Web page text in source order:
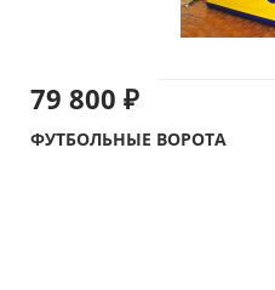
79 800 ₽
ФУТБОЛЬНЫЕ ВОРОТА